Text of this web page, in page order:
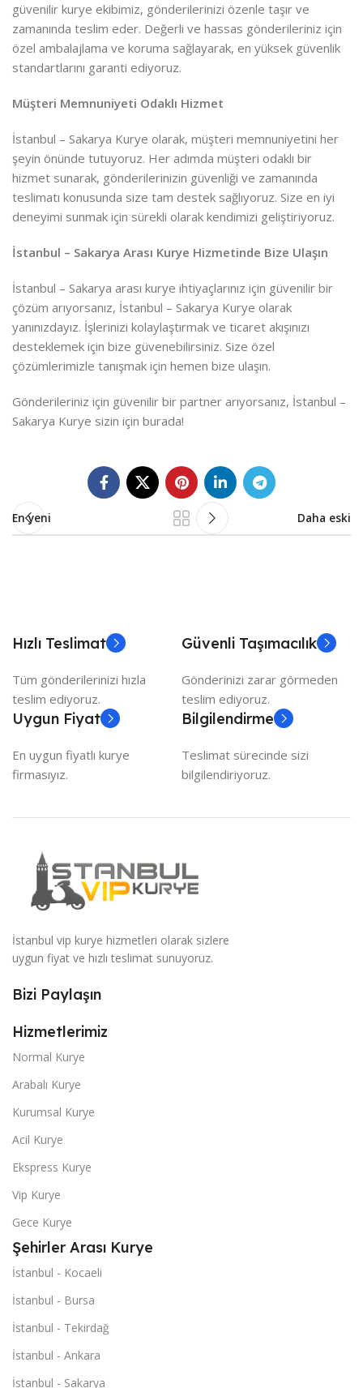
güvenilir kurye ekibimiz, gönderilerinizi özenle taşır ve
zamanında teslim eder. Değerli ve hassas gönderileriniz için
özel ambalajlama ve koruma sağlayarak, en yüksek güvenlik
standartlarını garanti ediyoruz.
Müşteri Memnuniyeti Odaklı Hizmet
İstanbul – Sakarya Kurye olarak, müşteri memnuniyetini her
şeyin önünde tutuyoruz. Her adımda müşteri odaklı bir
hizmet sunarak, gönderilerinizin güvenliği ve zamanında
teslimatı konusunda size tam destek sağlıyoruz. Size en iyi
deneyimi sunmak için sürekli olarak kendimizi geliştiriyoruz.
İstanbul – Sakarya Arası Kurye Hizmetinde Bize Ulaşın
İstanbul – Sakarya arası kurye ihtiyaçlarınız için güvenilir bir
çözüm arıyorsanız, İstanbul – Sakarya Kurye olarak
yanınızdayız. İşlerinizi kolaylaştırmak ve ticaret akışınızı
desteklemek için bize güvenebilirsiniz. Size özel
çözümlerimizle tanışmak için hemen bize ulaşın.
Gönderileriniz için güvenilir bir partner arıyorsanız, İstanbul –
Sakarya Kurye sizin için burada!
En yeni Daha eski
Hızlı Teslimat
Tüm gönderilerinizi hızla
teslim ediyoruz.
Güvenli Taşımacılık
Gönderinizi zarar görmeden
teslim ediyoruz.
Uygun Fiyat
En uygun fiyatlı kurye
firmasıyız.
Bilgilendirme
Teslimat sürecinde sizi
bilgilendiriyoruz.
İstanbul vip kurye hizmetleri olarak sizlere
uygun fiyat ve hızlı teslimat sunuyoruz.
Bizi Paylaşın
Hizmetlerimiz
Normal Kurye
Arabalı Kurye
Kurumsal Kurye
Acil Kurye
Ekspress Kurye
Vip Kurye
Gece Kurye
Şehirler Arası Kurye
İstanbul - Kocaeli
İstanbul - Bursa
İstanbul - Tekirdağ
İstanbul - Ankara
İstanbul - Sakarya